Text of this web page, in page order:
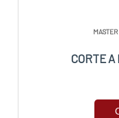
CORTE A